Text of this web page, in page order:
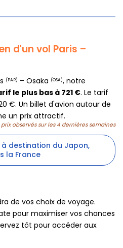
d'un vol Paris –
(PAR) – Osaka (OSA), notre
le plus bas à 721 €. Le tarif
€. Un billet d'avion autour de
un prix attractif.
prix observés sur les 4 dernières semaines
destination du Japon,
la France
de vos choix de voyage.
pour maximiser vos chances
tôt pour accéder aux